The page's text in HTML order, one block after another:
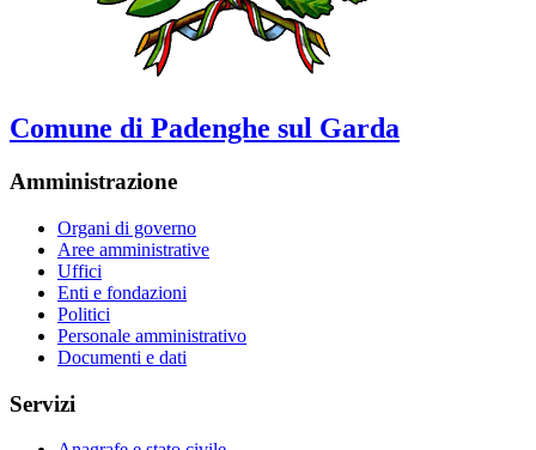
Comune di Padenghe sul Garda
Amministrazione
Organi di governo
Aree amministrative
Uffici
Enti e fondazioni
Politici
Personale amministrativo
Documenti e dati
Servizi